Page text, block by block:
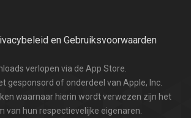
en Gebruiksvoorwaarden
verlopen via de App Store.
gesponsord of onderdeel van Apple, Inc.
waarnaar hierin wordt verwezen zijn het
van hun respectievelijke eigenaren.